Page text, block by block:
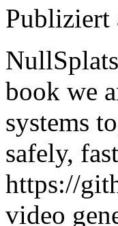
Publiziert
book we
systems
safely,
https://
video